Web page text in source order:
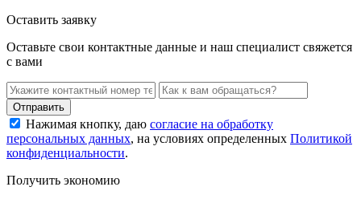
Оставить заявку
Оставьте свои контактные данные и наш специалист свяжется
с вами
Нажимая кнопку, даю согласие на обработку
персональных данных, на условиях определенных Политикой
конфиденциальности.
Получить экономию